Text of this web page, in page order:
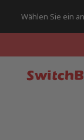
Wählen Sie ein